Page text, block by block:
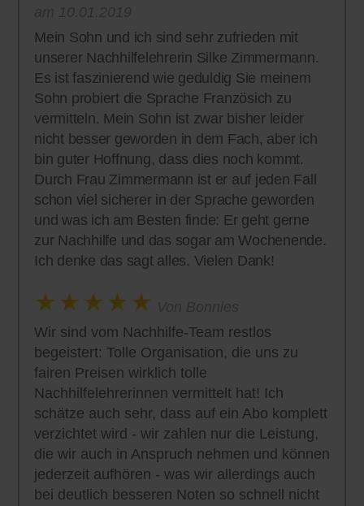
Mein Sohn und ich sind sehr zufrieden mit
unserer Nachhilfelehrerin Silke Zimmermann.
Es ist faszinierend wie geduldig Sie meinem
Sohn probiert die Sprache Französich zu
vermitteln. Mein Sohn ist zwar bisher leider
nicht besser geworden in dem Fach, aber ich
bin guter Hoffnung, dass dies noch kommt.
Durch Frau Zimmermann ist er auf jeden Fall
schon viel sicherer in der Sprache geworden
und was ich am Besten finde: Er geht gerne
zur Nachhilfe und das sogar am Wochenende.
Ich denke das sagt alles. Vielen Dank!
Wir sind vom Nachhilfe-Team restlos
begeistert: Tolle Organisation, die uns zu
fairen Preisen wirklich tolle
Nachhilfelehrerinnen vermittelt hat! Ich
schätze auch sehr, dass auf ein Abo komplett
verzichtet wird - wir zahlen nur die Leistung,
die wir auch in Anspruch nehmen und können
jederzeit aufhören - was wir allerdings auch
bei deutlich besseren Noten so schnell nicht